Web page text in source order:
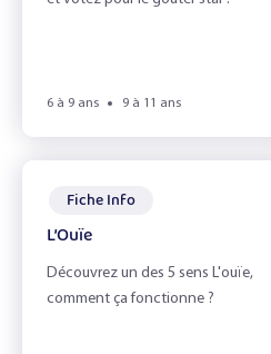
6 à 9 ans 9 à 11 ans
Fiche Info
L’Ouïe
Découvrez un des 5 sens L'ouïe,
comment ça fonctionne ?